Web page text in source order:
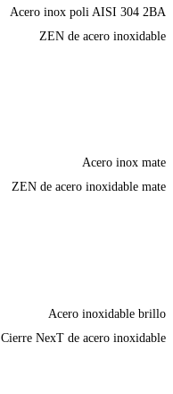
Acero inox poli AISI 304 2BA
ZEN de acero inoxidable
Acero inox mate
ZEN de acero inoxidable mate
Acero inoxidable brillo
Cierre NexT de acero inoxidable